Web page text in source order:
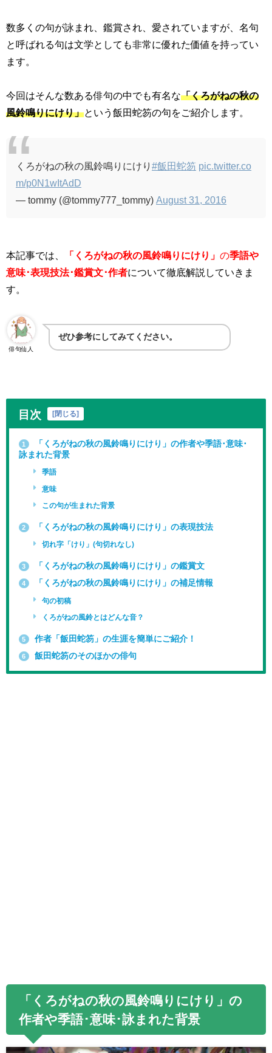
数多くの句が詠まれ、鑑賞され、愛されていますが、名句
と呼ばれる句は文学としても非常に優れた価値を持ってい
ます。
今回はそんな数ある俳句の中でも有名な「くろがねの秋の
風鈴鳴りにけり」という飯田蛇笏の句をご紹介します。
くろがねの秋の風鈴鳴りにけり #飯田蛇笏 pic.twitter.co
m/p0N1wItAdD
— tommy (@tommy777_tommy) August 31, 2016
本記事では、 「 くろがねの秋の風鈴鳴りにけり」 の季語や
意味･表現技法･鑑賞文･作者について徹底解説していきま
す。
俳句仙人
ぜひ参考にしてみてください。
目次 [閉じる]
1
「くろがねの秋の風鈴鳴りにけり」の作者や季語･意味･
詠まれた背景
季語
意味
この句が生まれた背景
2 「くろがねの秋の風鈴鳴りにけり」の表現技法
切れ字「けり」(句切れなし)
3 「くろがねの秋の風鈴鳴りにけり」の鑑賞文
4 「くろがねの秋の風鈴鳴りにけり」の補足情報
句の初稿
くろがねの風鈴とはどんな音？
5 作者「飯田蛇笏」の生涯を簡単にご紹介！
6 飯田蛇笏のそのほかの俳句
「くろがねの秋の風鈴鳴りにけり」の
作者や季語･意味･詠まれた背景